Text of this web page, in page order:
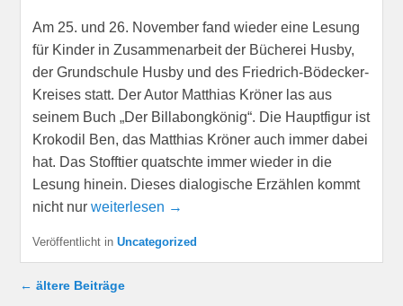
Am 25. und 26. November fand wieder eine Lesung
für Kinder in Zusammenarbeit der Bücherei Husby,
der Grundschule Husby und des Friedrich-Bödecker-
Kreises statt. Der Autor Matthias Kröner las aus
seinem Buch „Der Billabongkönig“. Die Hauptfigur ist
Krokodil Ben, das Matthias Kröner auch immer dabei
hat. Das Stofftier quatschte immer wieder in die
Lesung hinein. Dieses dialogische Erzählen kommt
nicht nur weiterlesen →
Veröffentlicht in Uncategorized
Beitragsnavigation
← ältere Beiträge